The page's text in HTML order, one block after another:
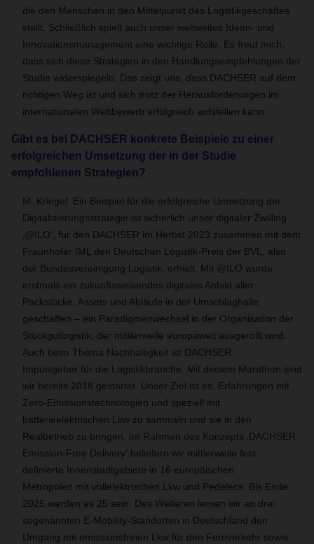
die den Menschen in den Mittelpunkt des Logistikgeschäftes
stellt. Schließlich spielt auch unser weltweites Ideen- und
Innovationsmanagement eine wichtige Rolle. Es freut mich,
dass sich diese Strategien in den Handlungsempfehlungen der
Studie widerspiegeln. Das zeigt uns, dass DACHSER auf dem
richtigen Weg ist und sich trotz der Herausforderungen im
internationalen Wettbewerb erfolgreich aufstellen kann.
Gibt es bei DACHSER konkrete Beispiele zu einer
erfolgreichen Umsetzung der in der Studie
empfohlenen Strategien?
M. Kriegel: Ein Beispiel für die erfolgreiche Umsetzung der
Digitalisierungsstrategie ist sicherlich unser digitaler Zwilling
‚@ILO‘, für den DACHSER im Herbst 2023 zusammen mit dem
Fraunhofer IML den Deutschen Logistik-Preis der BVL, also
der Bundesvereinigung Logistik, erhielt. Mit @ILO wurde
erstmals ein zukunftsweisendes digitales Abbild aller
Packstücke, Assets und Abläufe in der Umschlaghalle
geschaffen – ein Paradigmenwechsel in der Organisation der
Stückgutlogistik, der mittlerweile europaweit ausgerollt wird.
Auch beim Thema Nachhaltigkeit ist DACHSER
Impulsgeber für die Logistikbranche. Mit diesem Marathon sind
wir bereits 2018 gestartet. Unser Ziel ist es, Erfahrungen mit
Zero-Emissionstechnologien und speziell mit
batterieelektrischen Lkw zu sammeln und sie in den
Realbetrieb zu bringen. Im Rahmen des Konzepts ‚DACHSER
Emission-Free Delivery‘ beliefern wir mittlerweile fest
definierte Innenstadtgebiete in 16 europäischen
Metropolen mit vollelektrischen Lkw und Pedelecs. Bis Ende
2025 werden es 25 sein. Des Weiteren lernen wir an drei
sogenannten E-Mobility-Standorten in Deutschland den
Umgang mit emissionsfreien Lkw für den Fernverkehr sowie